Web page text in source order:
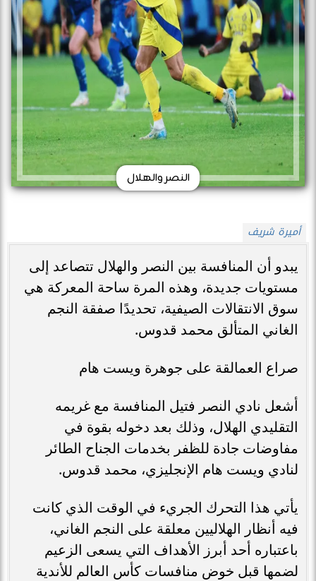
النصر والهلال
أميرة شريف
يبدو أن المنافسة بين النصر والهلال تتصاعد إلى
مستويات جديدة، وهذه المرة ساحة المعركة هي
سوق الانتقالات الصيفية، تحديدًا صفقة النجم
الغاني المتألق محمد قدوس.
صراع العمالقة على جوهرة ويست هام
أشعل نادي النصر فتيل المنافسة مع غريمه
التقليدي الهلال، وذلك بعد دخوله بقوة في
مفاوضات جادة للظفر بخدمات الجناح الطائر
لنادي ويست هام الإنجليزي، محمد قدوس.
يأتي هذا التحرك الجريء في الوقت الذي كانت
فيه أنظار الهلاليين معلقة على النجم الغاني،
باعتباره أحد أبرز الأهداف التي يسعى الزعيم
لضمها قبل خوض منافسات كأس العالم للأندية